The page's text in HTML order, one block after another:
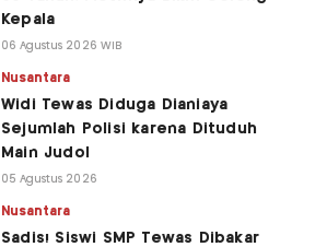
Kepala
06 Agustus 2026 WIB
Nusantara
Widi Tewas Diduga Dianiaya
Sejumlah Polisi karena Dituduh
Main Judol
05 Agustus 2026
Nusantara
Sadis! Siswi SMP Tewas Dibakar